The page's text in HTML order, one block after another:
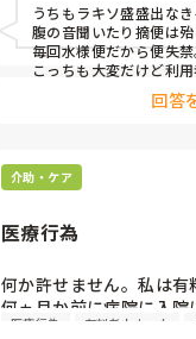
うちもラキソ盛盛出なき
腹の音聞いたり摘便は殆
毎回水様便だから便失
こっちも大変だけど利用
回答
介助・ケア
医療行為
何か許せません。私は有
何ヵ月か前に病院に入院
医療行為 有料老人ホーム